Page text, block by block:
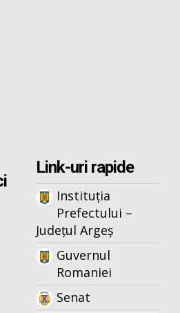
Link-uri rapide
Instituția
Prefectului –
Județul Argeș
Guvernul
Romaniei
Senat